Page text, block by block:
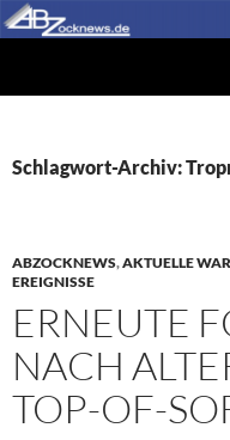
Zum
Inhalt
Schlagwort-Archiv:
ABZOCKNEWS,AKTUELLE
EREIGNISSE
ERNEUTE
NACH
TOP-OF-